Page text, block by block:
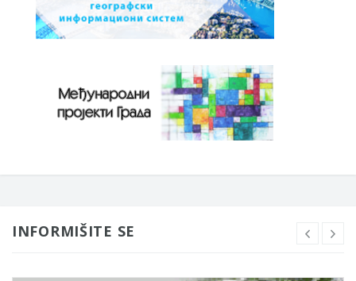
INFORMIŠITE SE